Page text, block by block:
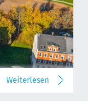
Weiterlesen